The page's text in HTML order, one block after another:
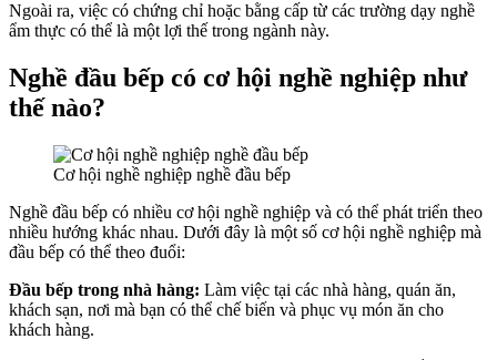
Ngoài ra, việc có chứng chỉ hoặc bằng cấp từ các trường dạy nghề
ẩm thực có thể là một lợi thế trong ngành này.
Nghề đầu bếp có cơ hội nghề nghiệp như
thế nào?
Cơ hội nghề nghiệp nghề đầu bếp
Nghề đầu bếp có nhiều cơ hội nghề nghiệp và có thể phát triển theo
nhiều hướng khác nhau. Dưới đây là một số cơ hội nghề nghiệp mà
đầu bếp có thể theo đuổi:
Đầu bếp trong nhà hàng: Làm việc tại các nhà hàng, quán ăn,
khách sạn, nơi mà bạn có thể chế biến và phục vụ món ăn cho
khách hàng.